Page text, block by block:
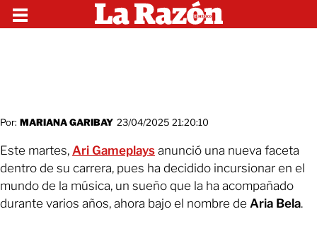
Por: MARIANA GARIBAY 23/04/2025 21:20:10
Este martes, Ari Gameplays anunció una nueva faceta
dentro de su carrera, pues ha decidido incursionar en el
mundo de la música, un sueño que la ha acompañado
durante varios años, ahora bajo el nombre de Aria Bela.